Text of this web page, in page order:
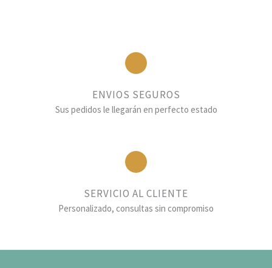
ENVIOS SEGUROS
Sus pedidos le llegarán en perfecto estado
SERVICIO AL CLIENTE
Personalizado, consultas sin compromiso